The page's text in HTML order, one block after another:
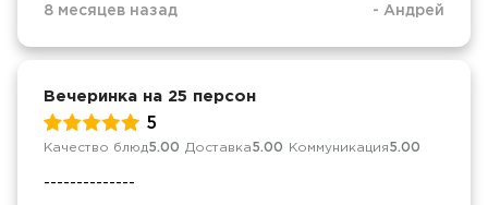
8 месяцев назад - Андрей
Вечеринка на 25 персон
5
Качество блюд5.00 Доставка5.00 Коммуникация5.00
--------------